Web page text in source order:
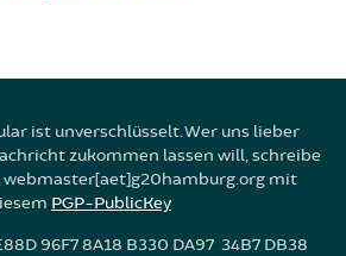
ist unverschlüsselt. Wer uns lieber
zukommen lassen will, schreibe
webmaster[aet]g20hamburg.org mit
PGP-PublicKey
96F7 8A18 B330 DA97 34B7 DB38